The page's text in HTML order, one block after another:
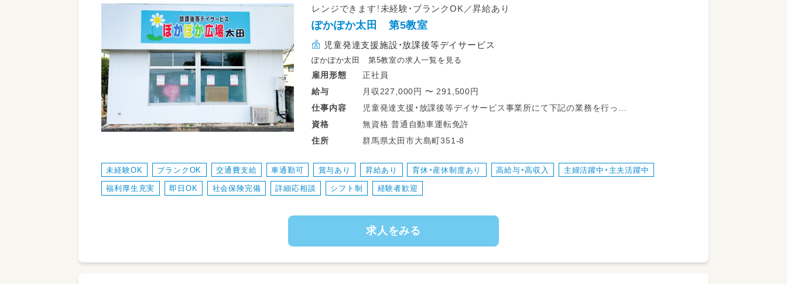
レンジできます！未経験・ブランクOK／昇給あり
ぽかぽか太田 第5教室
児童発達支援施設・放課後等デイサービス
ぽかぽか太田 第5教室の求人一覧を見る
雇用形態
正社員
給与
月収227,000円 〜 291,500円
仕事内容
児童発達支援・放課後等デイサービス事業所にて下記の業務を行っ
ていただきます。
・障がい児の自立支援、発達支援
・療育プログラムの作成、及び指導
・送迎業務
未経験の方でもお気軽にご連絡ください
資格
無資格 普通自動車運転免許
住所
群馬県太田市大島町351-8
未経験OK ブランクOK 交通費支給 車通勤可 賞与あり 昇給あり 育休・産休制度あり 高給与・高収入 主婦活躍中・主夫活躍中
福利厚生充実 即日OK 社会保険完備 詳細応相談 シフト制 経験者歓迎
求人をみる